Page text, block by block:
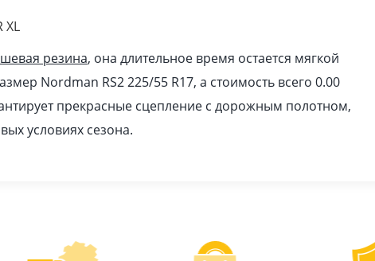
XL
резина, она длительное время остается мягкой
Nordman RS2 225/55 R17, а стоимость всего 0.00
прекрасные сцепление с дорожным полотном,
условиях сезона.